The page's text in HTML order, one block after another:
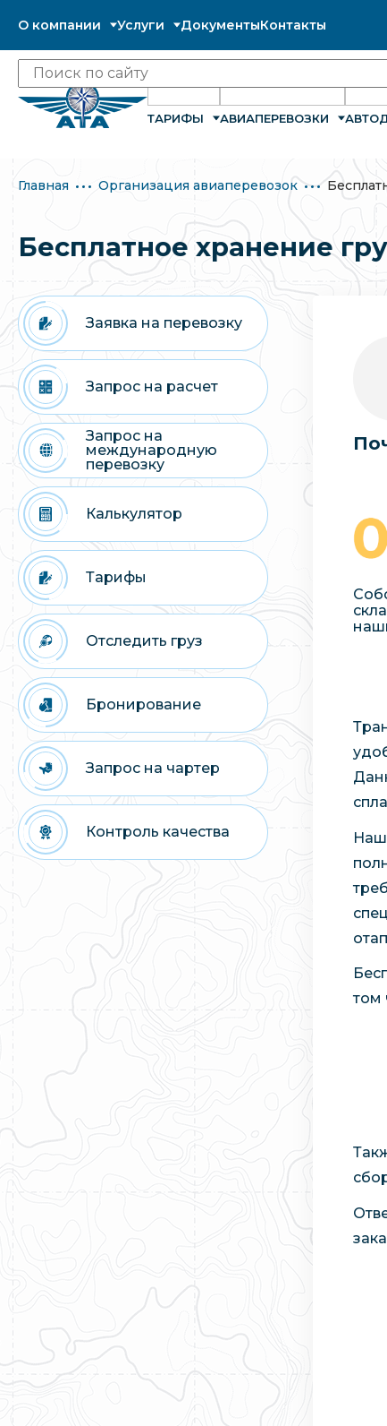
О компании Услуги ДокументыКонтакты
ТАРИФЫ АВИАПЕРЕВОЗКИ
Главная Организация авиаперевозок
Бесплатное хранение
Заявка на перевозку
Запрос на расчет
Запрос на
международную
перевозку
Калькулятор
Тарифы
Отследить груз
Бронирование
Запрос на чартер
Контроль качества
том